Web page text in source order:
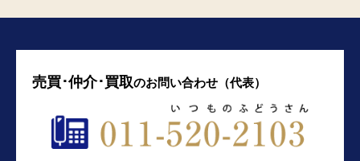
売買･仲介･買取のお問い合わせ（代表）